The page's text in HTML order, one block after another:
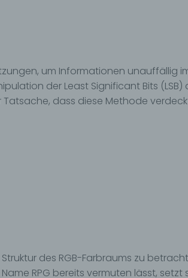
um Informationen unauffällig
der Least Significant Bits (LSB)
dass diese Methode
des RGB-Farbraums zu
RPG bereits vermuten lässt, setzt